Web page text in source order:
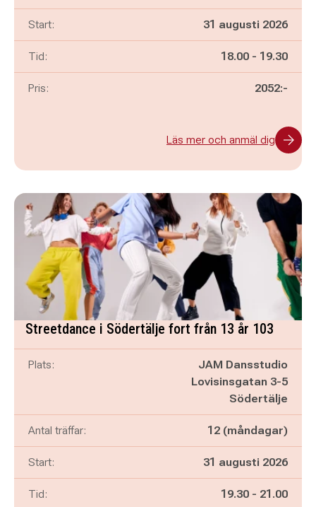
Start: 31 augusti 2026
Tid: Pågår mellan
18.00 - och
19.30
Pris: 2052:-
Läs mer och anmäl dig
Streetdance i Södertälje fort från 13 år 103
Plats:
JAM Dansstudio
Lovisinsgatan 3-5
Södertälje
Antal träffar: 12 (måndagar)
Start: 31 augusti 2026
Tid: Pågår mellan
19.30 - och
21.00